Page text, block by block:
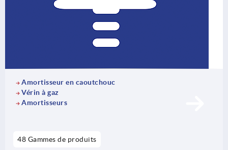
Amortisseur en caoutchouc
Vérin à gaz
Amortisseurs
48 Gammes de produits